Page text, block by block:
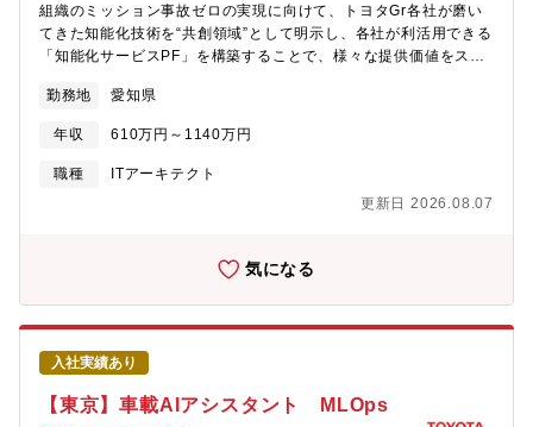
組織のミッション事故ゼロの実現に向けて、トヨタGr各社が磨い
てきた知能化技術を“共創領域”として明示し、各社が利活用できる
「知能化サービスPF」を構築することで、様々な提供価値をスピ
情報プラットフォームを置き、クラウド～エッジ（車載・IoT）ま
でをEnd-to-Endで捉え、マイクロサービスアーキテクチャを土台
に“アイディアで新価値を創出できる”プラットフォームの実現に取
り組みます。募集背景次世代モビリティでは、AI・クラウド・エ
争力を左右するフェーズに入っています。一方で、既存の組織や
の競争領域にするか」といった抜本的なアーキテクチャ判断を、
十分なスピードと裁量で進めることが難しくなってきました。本
ポジションでは、クラウド・エッジ・AIを俯瞰し、設計の意思決
定そのものをリードできる即戦力人材を社外から迎え入れ、知能
化サービス基盤の進化を加速させたいと考えています。業務のや
りがい本ポジションの最大の魅力は、決められたアーキテクチャ
をなぞる役割ではなく、「何を共通基盤として残し、何を各サー
ビスの競争領域に委ねるのか」という設計の意思決定そのものを
勤務地 愛知県
年収 610万円～1140万円
職種
ITアーキテクト
更新日 2026.08.07
気になる
入社実績あり
【東京】車載AIアシスタント MLOps